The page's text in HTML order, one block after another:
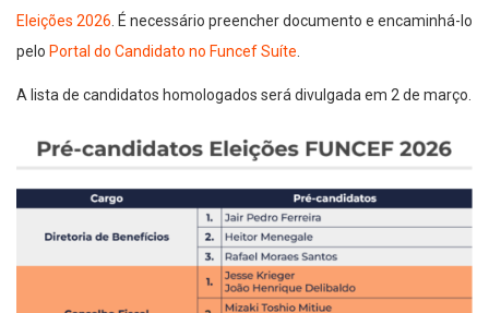
Eleições 2026 . É necessário preencher documento e encaminhá-lo
pelo Portal do Candidato no Funcef Suíte
A lista de candidatos homologados será divulgada em 2 de março.